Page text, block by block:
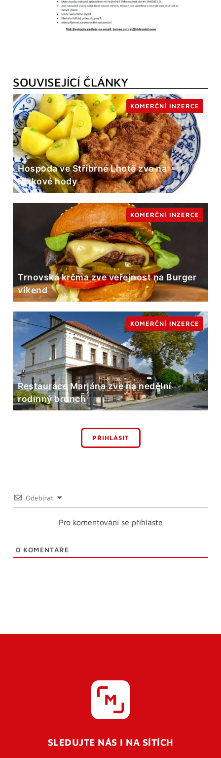
SOUVISEJÍCÍ ČLÁNKY
Hospoda ve Stříbrné Lhotě zve na
Řízkové hody
KOMERČNÍ INZERCE
Trnovská krčma zve veřejnost na Burger
víkend
KOMERČNÍ INZERCE
Restaurace Marjána zve na nedělní
rodinný brunch
KOMERČNÍ INZERCE
PŘIHLÁSIT
Odebírat
Pro komentování se přihlaste
0 KOMENTÁŘE
SLEDUJTE NÁS I NA SÍTÍCH